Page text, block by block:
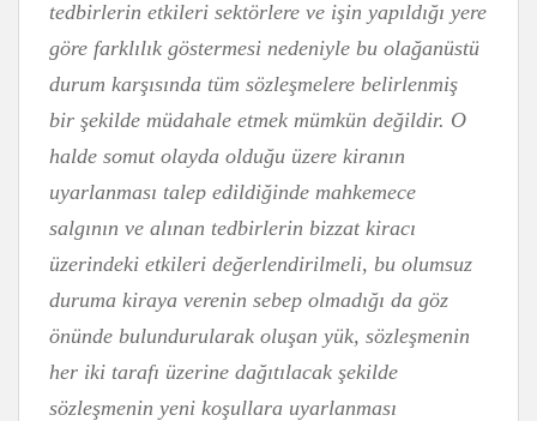
tedbirlerin etkileri sektörlere ve işin yapıldığı yere
göre farklılık göstermesi nedeniyle bu olağanüstü
durum karşısında tüm sözleşmelere belirlenmiş
bir şekilde müdahale etmek mümkün değildir. O
halde somut olayda olduğu üzere kiranın
uyarlanması talep edildiğinde mahkemece
salgının ve alınan tedbirlerin bizzat kiracı
üzerindeki etkileri değerlendirilmeli, bu olumsuz
duruma kiraya verenin sebep olmadığı da göz
önünde bulundurularak oluşan yük, sözleşmenin
her iki tarafı üzerine dağıtılacak şekilde
sözleşmenin yeni koşullara uyarlanması